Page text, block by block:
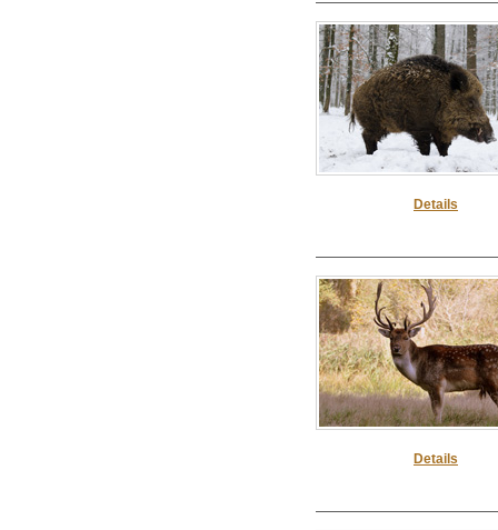
Details
Details